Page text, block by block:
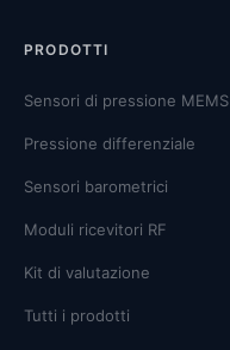
PRODOTTI
Sensori di pressione MEMS
Pressione differenziale
Sensori barometrici
Moduli ricevitori RF
Kit di valutazione
Tutti i prodotti